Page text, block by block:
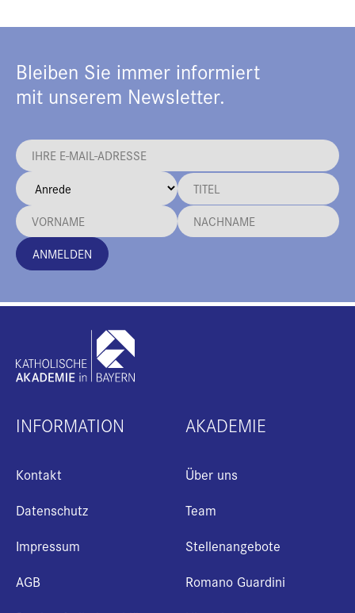
Bleiben Sie immer informiert
mit unserem Newsletter.
ANMELDEN
INFORMATION
Kontakt
Datenschutz
Impressum
AGB
AKADEMIE
Über uns
Team
Stellenangebote
Romano Guardini